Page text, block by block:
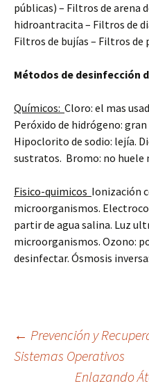
públicas) – Filtros de arena
hidroantracita – Filtros de
Filtros de bujías – Filtros de
Métodos de desinfección
Químicos: Cloro: el mas
Peróxido de hidrógeno:
Hipoclorito de sodio: lejía.
sustratos. Bromo: no huele
Fisico-quimicos Ionización
microorganismos.
partir de agua salina. Luz
microorganismos. Ozono:
desinfectar. Ósmosis
← Prevención y
Sistemas Operativos
Enlazando